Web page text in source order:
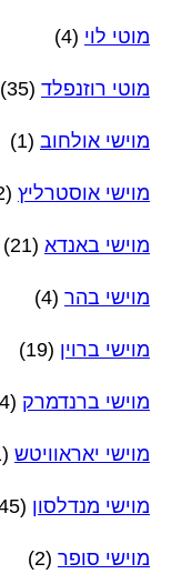
מוטי לוי (4)
מוטי רוזנפלד (35)
מוישי אולחוב (1)
מוישי אוסטרליץ (12)
מוישי באנדא (21)
מוישי בהר (4)
מוישי ברוין (19)
מוישי ברנדמרק (4)
מוישי יאראוויטש (1)
מוישי מנדלסון (45)
מוישי סופר (2)